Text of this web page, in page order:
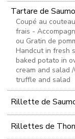
Tartare de
Coupé au
frais -
ou Gratin de
Handcut in fresh
baked potato in
cream and salad
truffle and salad
Rillette de
Rillettes de